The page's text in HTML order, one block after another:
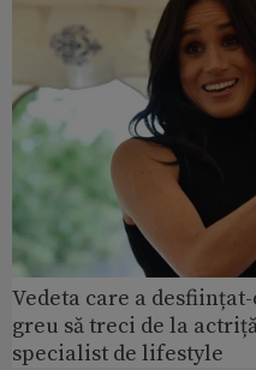
Vedeta care a
greu să treci de la
specialist de lifestyle